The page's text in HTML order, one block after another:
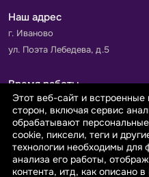
Наш адрес
г. Иваново
ул. Поэта Лебедева, д.5
Время работы
Пн-Пт с 9.00 до 18.00
Сб-Вс: выходной
Принимаем к оплате
Этот веб-сайт и встроенные
сторон, включая сервис
обрабатывают
cookie, пиксели, теги и
технологии необходимы для
анализа его работы,
контента, итд, как описано